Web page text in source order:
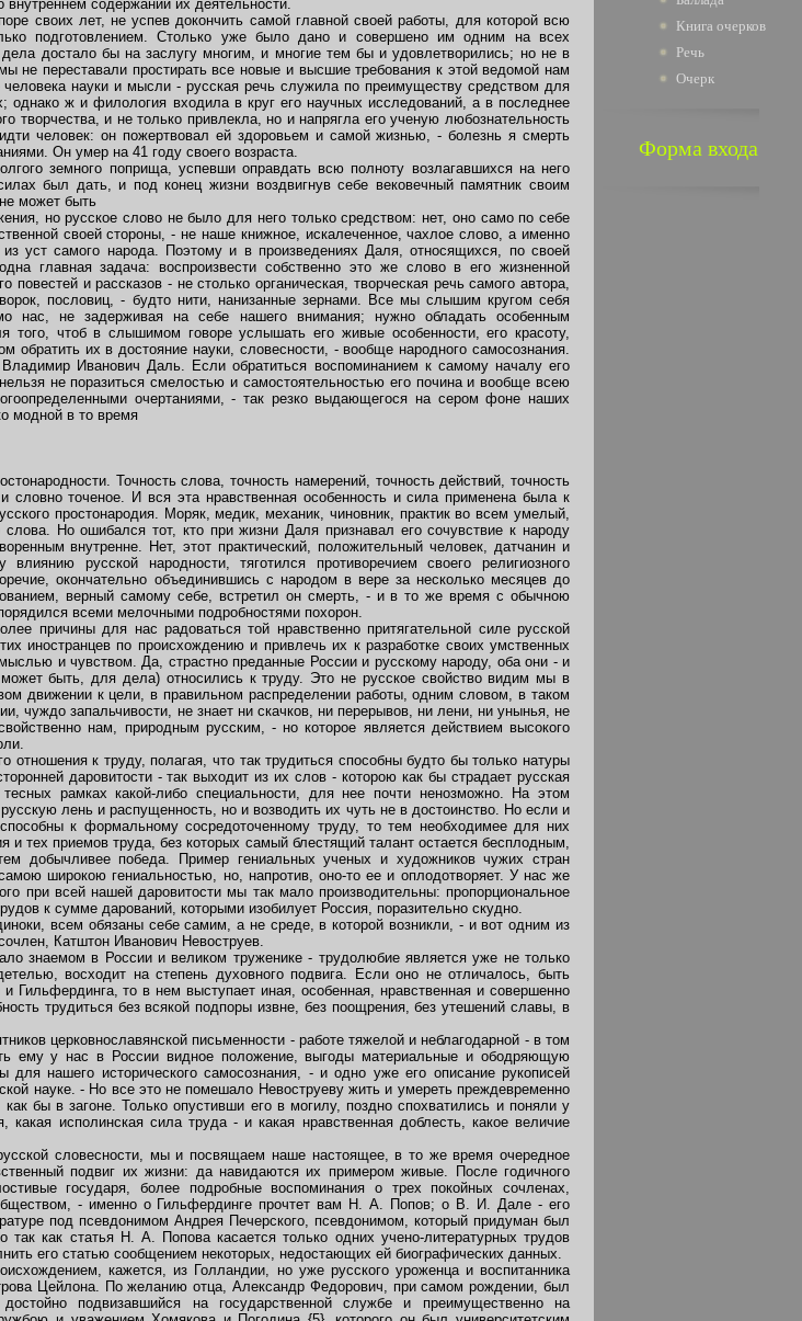
содержании их деятельности.
своих лет, не успев докончить самой главной своей работы, для которой всю
подготовлением. Столько уже было дано и совершено им одним на всех
достало бы на заслугу многим, и многие тем бы и удовлетворились; но не в
не переставали простирать все новые и высшие требования к этой ведомой нам
науки и мысли - русская речь служила по преимуществу средством для
однако ж и филология входила в круг его научных исследований, а в последнее
творчества, и не только привлекла, но и напрягла его ученую любознательность
человек: он пожертвовал ей здоровьем и самой жизнью, - болезнь я смерть
Он умер на 41 году своего возраста.
земного поприща, успевши оправдать всю полноту возлагавшихся на него
был дать, и под конец жизни воздвигнув себе вековечный памятник своим
может быть
но русское слово не было для него только средством: нет, оно само по себе
своей стороны, - не наше книжное, искалеченное, чахлое слово, а именно
уст самого народа. Поэтому и в произведениях Даля, относящихся, по своей
главная задача: воспроизвести собственно это же слово в его жизненной
и рассказов - не столько органическая, творческая речь самого автора,
пословиц, - будто нити, нанизанные зернами. Все мы слышим кругом себя
нас, не задерживая на себе нашего внимания; нужно обладать особенным
чтоб в слышимом говоре услышать его живые особенности, его красоту,
обратить их в достояние науки, словесности, - вообще народного самосознания.
Иванович Даль. Если обратиться воспоминанием к самому началу его
не поразиться смелостью и самостоятельностью его почина и вообще всею
очертаниями, - так резко выдающегося на сером фоне наших
модной в то время
Точность слова, точность намерений, точность действий, точность
точеное. И вся эта нравственная особенность и сила применена была к
простонародия. Моряк, медик, механик, чиновник, практик во всем умелый,
Но ошибался тот, кто при жизни Даля признавал его сочувствие к народу
внутренне. Нет, этот практический, положительный человек, датчанин и
русской народности, тяготился противоречием своего религиозного
окончательно объединившись с народом в вере за несколько месяцев до
верный самому себе, встретил он смерть, - и в то же время с обычною
всеми мелочными подробностями похорон.
причины для нас радоваться той нравственно притягательной силе русской
иностранцев по происхождению и привлечь их к разработке своих умственных
и чувством. Да, страстно преданные России и русскому народу, оба они - и
быть, для дела) относились к труду. Это не русское свойство видим мы в
движении к цели, в правильном распределении работы, одним словом, в таком
чуждо запальчивости, не знает ни скачков, ни перерывов, ни лени, ни унынья, не
нам, природным русским, - но которое является действием высокого
отношения к труду, полагая, что так трудиться способны будто бы только натуры
даровитости - так выходит из их слов - которою как бы страдает русская
рамках какой-либо специальности, для нее почти ненозможно. На этом
лень и распущенность, но и возводить их чуть не в достоинство. Но если и
к формальному сосредоточенному труду, то тем необходимее для них
и тех приемов труда, без которых самый блестящий талант остается бесплодным,
добычливее победа. Пример гениальных ученых и художников чужих стран
широкою гениальностью, но, напротив, оно-то ее и оплодотворяет. У нас же
при всей нашей даровитости мы так мало производительны: пропорциональное
к сумме дарований, которыми изобилует Россия, поразительно скудно.
всем обязаны себе самим, а не среде, в которой возникли, - и вот одним из
Катштон Иванович Невоструев.
знаемом в России и великом труженике - трудолюбие является уже не только
восходит на степень духовного подвига. Если оно не отличалось, быть
Гильфердинга, то в нем выступает иная, особенная, нравственная и совершенно
трудиться без всякой подпоры извне, без поощрения, без утешений славы, в
церковнославянской письменности - работе тяжелой и неблагодарной - в том
ему у нас в России видное положение, выгоды материальные и ободряющую
нашего исторического самосознания, - и одно уже его описание рукописей
науке. - Но все это не помешало Невоструеву жить и умереть преждевременно
бы в загоне. Только опустивши его в могилу, поздно спохватились и поняли у
исполинская сила труда - и какая нравственная доблесть, какое величие
словесности, мы и посвящаем наше настоящее, в то же время очередное
подвиг их жизни: да навидаются их примером живые. После годичного
государя, более подробные воспоминания о трех покойных сочленах,
- именно о Гильфердинге прочтет вам Н. А. Попов; о В. И. Дале - его
под псевдонимом Андрея Печерского, псевдонимом, который придуман был
как статья Н. А. Попова касается только одних учено-литературных трудов
его статью сообщением некоторых, недостающих ей биографических данных.
кажется, из Голландии, но уже русского уроженца и воспитанника
Цейлона. По желанию отца, Александр Федорович, при самом рождении, был
подвизавшийся на государственной службе и преимущественно на
Книга очерков
Речь
Очерк
Форма входа